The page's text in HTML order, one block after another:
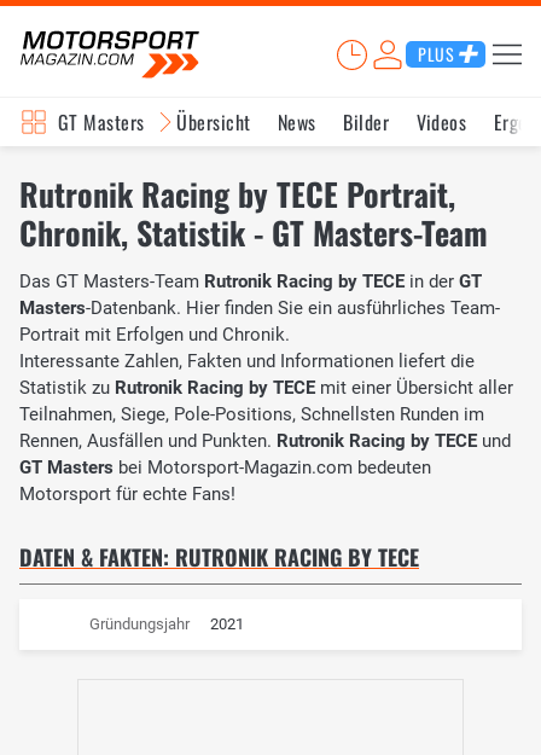
PLUS
GT Masters Übersicht News Bilder Videos
Rutronik Racing by TECE Portrait,
Chronik, Statistik - GT Masters-Team
Das GT Masters-Team Rutronik Racing by TECE in der GT
Masters-Datenbank. Hier finden Sie ein ausführliches Team-
Portrait mit Erfolgen und Chronik.
Interessante Zahlen, Fakten und Informationen liefert die
Statistik zu Rutronik Racing by TECE mit einer Übersicht aller
Teilnahmen, Siege, Pole-Positions, Schnellsten Runden im
Rennen, Ausfällen und Punkten. Rutronik Racing by TECE und
GT Masters bei Motorsport-Magazin.com bedeuten
Motorsport für echte Fans!
DATEN & FAKTEN: RUTRONIK RACING BY TECE
Gründungsjahr 2021